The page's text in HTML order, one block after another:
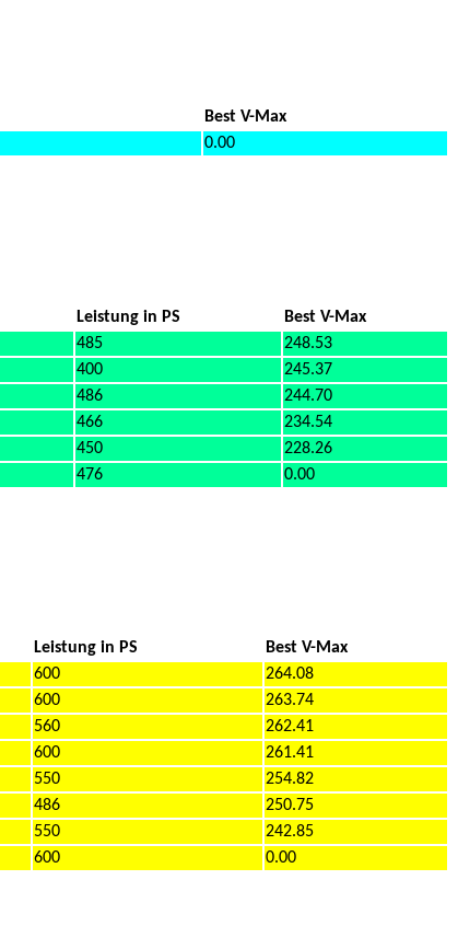
Best V-Max
0.00
Leistung in PS
Best V-Max
485
248.53
400
245.37
486
244.70
466
234.54
450
228.26
476 0.00
Leistung in PS
Best V-Max
600
264.08
600
263.74
560
262.41
600
261.41
550
254.82
486
250.75
550
242.85
600 0.00